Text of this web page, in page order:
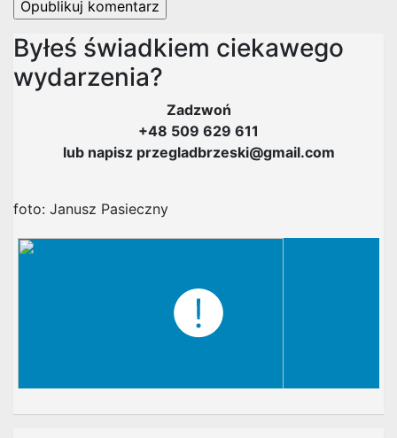
Byłeś świadkiem ciekawego
wydarzenia?
Zadzwoń
+48 509 629 611
lub napisz przegladbrzeski@gmail.com
foto: Janusz Pasieczny